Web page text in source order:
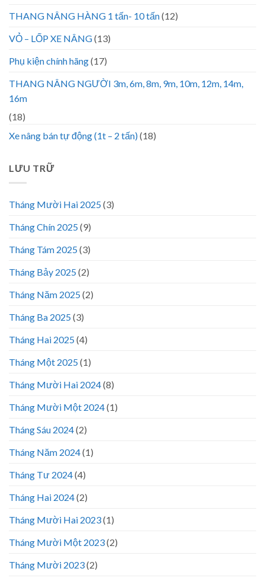
THANG NÂNG HÀNG 1 tấn- 10 tấn(12)
VỎ – LỐP XE NÂNG(13)
Phụ kiện chính hãng(17)
THANG NÂNG NGƯỜI 3m, 6m, 8m, 9m, 10m, 12m, 14m,
16m
(18)
Xe nâng bán tự động (1t – 2 tấn)(18)
LƯU TRỮ
Tháng Mười Hai 2025(3)
Tháng Chín 2025(9)
Tháng Tám 2025(3)
Tháng Bảy 2025(2)
Tháng Năm 2025(2)
Tháng Ba 2025(3)
Tháng Hai 2025(4)
Tháng Một 2025(1)
Tháng Mười Hai 2024(8)
Tháng Mười Một 2024(1)
Tháng Sáu 2024(2)
Tháng Năm 2024(1)
Tháng Tư 2024(4)
Tháng Hai 2024(2)
Tháng Mười Hai 2023(1)
Tháng Mười Một 2023(2)
Tháng Mười 2023(2)